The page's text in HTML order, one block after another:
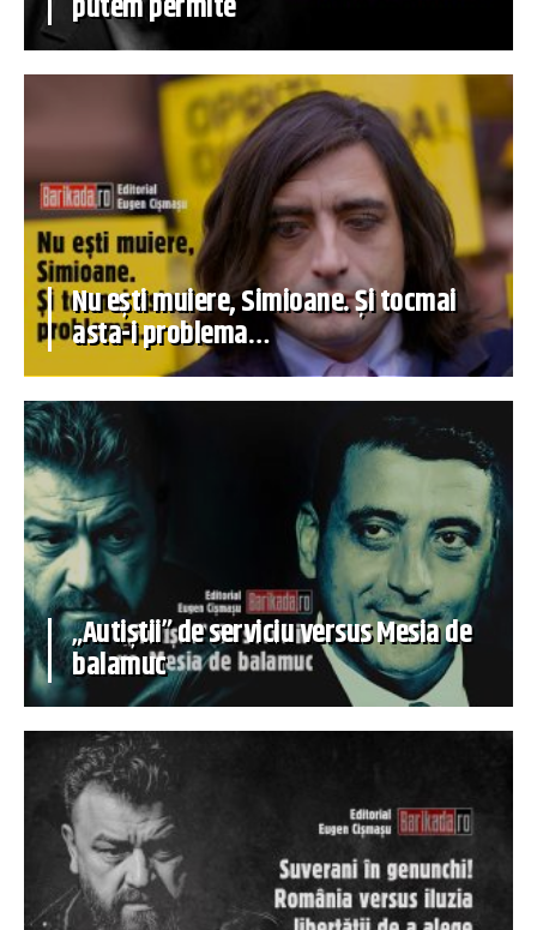
Nu ești muiere, Simioane. Și tocmai
asta-i problema…
„Autiștii” de serviciu versus Mesia de
balamuc